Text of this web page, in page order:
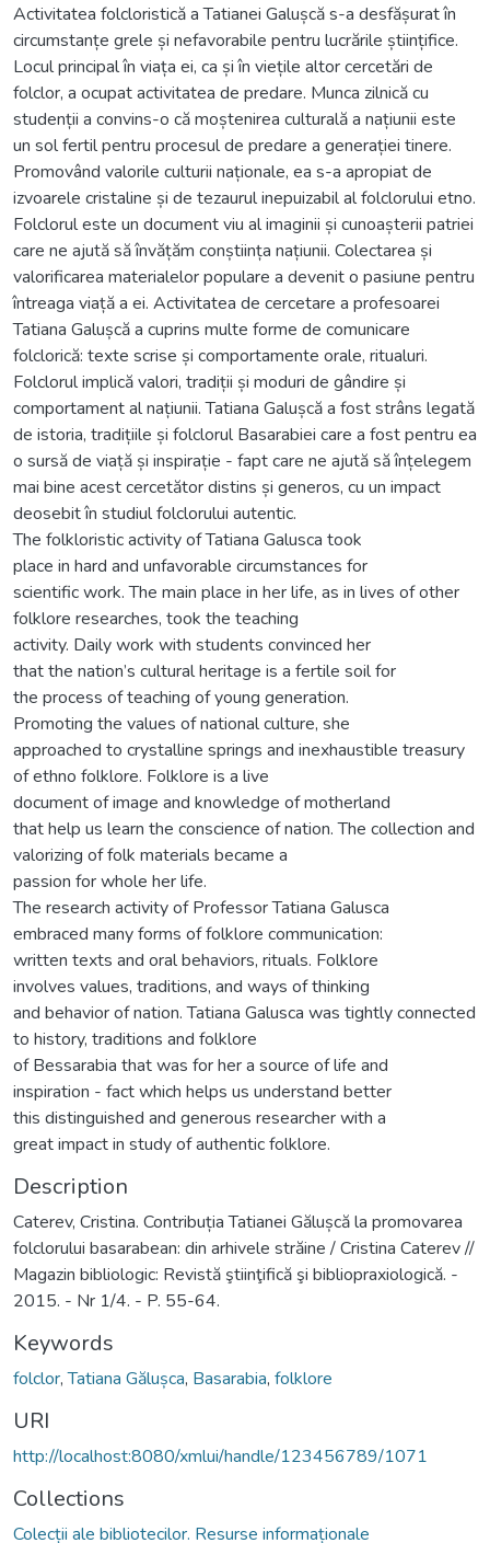
Activitatea folcloristică a Tatianei Galușcă s-a desfășurat în
circumstanțe grele și nefavorabile pentru lucrările științifice.
Locul principal în viața ei, ca și în viețile altor cercetări de
folclor, a ocupat activitatea de predare. Munca zilnică cu
studenții a convins-o că moștenirea culturală a națiunii este
un sol fertil pentru procesul de predare a generației tinere.
Promovând valorile culturii naționale, ea s-a apropiat de
izvoarele cristaline și de tezaurul inepuizabil al folclorului etno.
Folclorul este un document viu al imaginii și cunoașterii patriei
care ne ajută să învățăm conștiința națiunii. Colectarea și
valorificarea materialelor populare a devenit o pasiune pentru
întreaga viață a ei. Activitatea de cercetare a profesoarei
Tatiana Galușcă a cuprins multe forme de comunicare
folclorică: texte scrise și comportamente orale, ritualuri.
Folclorul implică valori, tradiții și moduri de gândire și
comportament al națiunii. Tatiana Galușcă a fost strâns legată
de istoria, tradițiile și folclorul Basarabiei care a fost pentru ea
o sursă de viață și inspirație - fapt care ne ajută să înțelegem
mai bine acest cercetător distins și generos, cu un impact
deosebit în studiul folclorului autentic.
The folkloristic activity of Tatiana Galusca took
place in hard and unfavorable circumstances for
scientific work. The main place in her life, as in lives of other
folklore researches, took the teaching
activity. Daily work with students convinced her
that the nation’s cultural heritage is a fertile soil for
the process of teaching of young generation.
Promoting the values of national culture, she
approached to crystalline springs and inexhaustible treasury
of ethno folklore. Folklore is a live
document of image and knowledge of motherland
that help us learn the conscience of nation. The collection and
valorizing of folk materials became a
passion for whole her life.
The research activity of Professor Tatiana Galusca
embraced many forms of folklore communication:
written texts and oral behaviors, rituals. Folklore
involves values, traditions, and ways of thinking
and behavior of nation. Tatiana Galusca was tightly connected
to history, traditions and folklore
of Bessarabia that was for her a source of life and
inspiration - fact which helps us understand better
this distinguished and generous researcher with a
great impact in study of authentic folklore.
Description
Caterev, Cristina. Contribuția Tatianei Gălușcă la promovarea
folclorului basarabean: din arhivele străine / Cristina Caterev //
Magazin bibliologic: Revistă ştiinţifică şi bibliopraxiologică. -
2015. - Nr 1/4. - P. 55-64.
Keywords
folclor,Tatiana Gălușca, Basarabia, folklore
URI
http://localhost:8080/xmlui/handle/123456789/1071
Collections
Colecții ale bibliotecilor. Resurse informaționale